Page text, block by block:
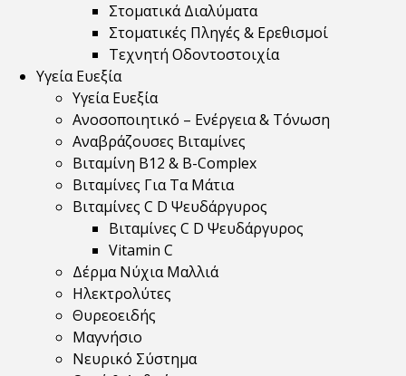
Στοματικά Διαλύματα
Στοματικές Πληγές & Ερεθισμοί
Τεχνητή Οδοντοστοιχία
Υγεία Ευεξία
Υγεία Ευεξία
Ανοσοποιητικό – Ενέργεια & Τόνωση
Αναβράζουσες Βιταμίνες
Βιταμίνη B12 & Β-Complex
Βιταμίνες Για Τα Μάτια
Βιταμίνες C D Ψευδάργυρος
Βιταμίνες C D Ψευδάργυρος
Vitamin C
Δέρμα Νύχια Μαλλιά
Ηλεκτρολύτες
Θυρεοειδής
Μαγνήσιο
Νευρικό Σύστημα